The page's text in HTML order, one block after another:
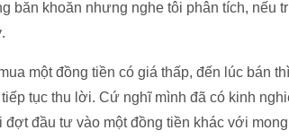
băn khoăn nhưng nghe tôi phân tích, nếu
một đồng tiền có giá thấp, đến lúc bán
tục thu lời. Cứ nghĩ mình đã có kinh
đầu tư vào một đồng tiền khác với